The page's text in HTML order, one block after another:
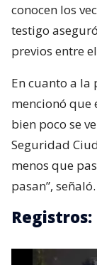
conocen los
testigo
previos entre
En cuanto a la
mencionó que
bien poco se
Seguridad
menos que
pasan”, señaló.
Registros: